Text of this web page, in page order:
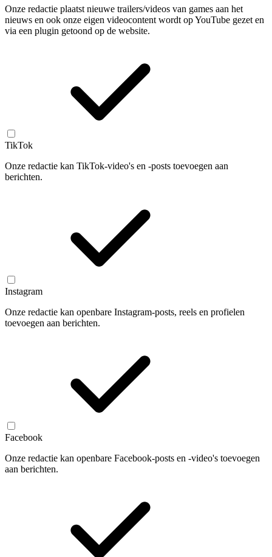
Onze redactie plaatst nieuwe trailers/videos van games aan het
nieuws en ook onze eigen videocontent wordt op YouTube gezet en
via een plugin getoond op de website.
TikTok
Onze redactie kan TikTok-video's en -posts toevoegen aan
berichten.
Instagram
Onze redactie kan openbare Instagram-posts, reels en profielen
toevoegen aan berichten.
Facebook
Onze redactie kan openbare Facebook-posts en -video's toevoegen
aan berichten.